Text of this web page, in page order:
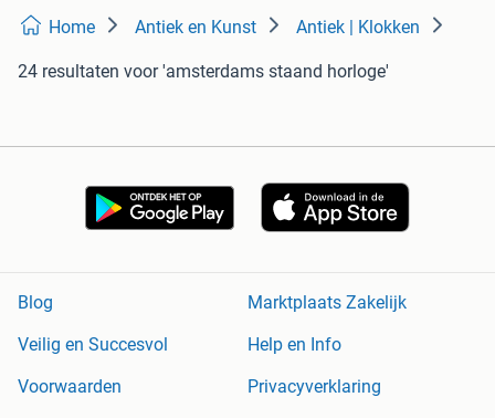
Home Antiek en Kunst Antiek | Klokken
24 resultaten voor 'amsterdams staand horloge'
Blog
Marktplaats Zakelijk
Veilig en Succesvol
Help en Info
Voorwaarden
Privacyverklaring